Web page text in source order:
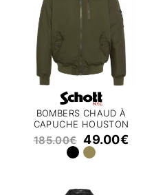
BOMBERS CHAUD À
CAPUCHE HOUSTON
SCHOTT
185.00€ 49.00€